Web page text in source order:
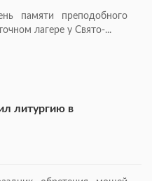
памяти преподобного
лагере у Свято-...
литургию в